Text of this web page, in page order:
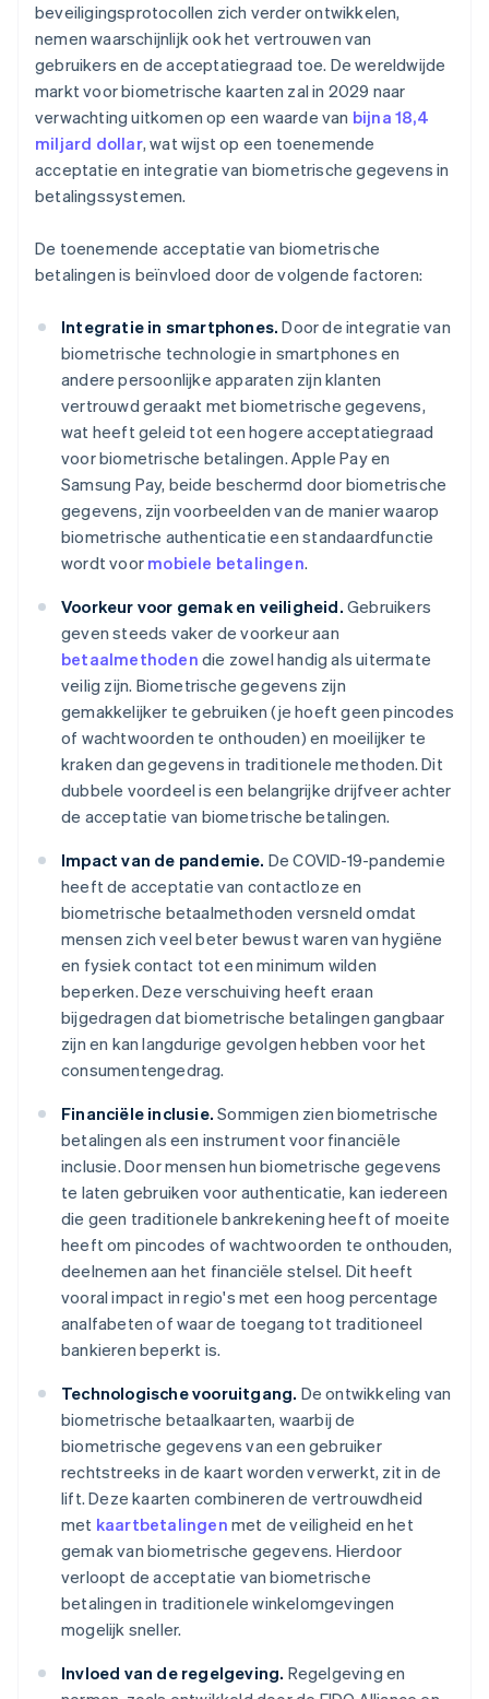
beveiligingsprotocollen zich verder ontwikkelen,
nemen waarschijnlijk ook het vertrouwen van
gebruikers en de acceptatiegraad toe. De wereldwijde
markt voor biometrische kaarten zal in 2029 naar
verwachting uitkomen op een waarde van bijna 18,4
miljard dollar, wat wijst op een toenemende
acceptatie en integratie van biometrische gegevens in
betalingssystemen.
De toenemende acceptatie van biometrische
betalingen is beïnvloed door de volgende factoren:
Integratie in smartphones. Door de integratie van
biometrische technologie in smartphones en
andere persoonlijke apparaten zijn klanten
vertrouwd geraakt met biometrische gegevens,
wat heeft geleid tot een hogere acceptatiegraad
voor biometrische betalingen. Apple Pay en
Samsung Pay, beide beschermd door biometrische
gegevens, zijn voorbeelden van de manier waarop
biometrische authenticatie een standaardfunctie
wordt voor mobiele betalingen.
Voorkeur voor gemak en veiligheid. Gebruikers
geven steeds vaker de voorkeur aan
betaalmethoden die zowel handig als uitermate
veilig zijn. Biometrische gegevens zijn
gemakkelijker te gebruiken (je hoeft geen pincodes
of wachtwoorden te onthouden) en moeilijker te
kraken dan gegevens in traditionele methoden. Dit
dubbele voordeel is een belangrijke drijfveer achter
de acceptatie van biometrische betalingen.
Impact van de pandemie. De COVID-19-pandemie
heeft de acceptatie van contactloze en
biometrische betaalmethoden versneld omdat
mensen zich veel beter bewust waren van hygiëne
en fysiek contact tot een minimum wilden
beperken. Deze verschuiving heeft eraan
bijgedragen dat biometrische betalingen gangbaar
zijn en kan langdurige gevolgen hebben voor het
consumentengedrag.
Financiële inclusie. Sommigen zien biometrische
betalingen als een instrument voor financiële
inclusie. Door mensen hun biometrische gegevens
te laten gebruiken voor authenticatie, kan iedereen
die geen traditionele bankrekening heeft of moeite
heeft om pincodes of wachtwoorden te onthouden,
deelnemen aan het financiële stelsel. Dit heeft
vooral impact in regio's met een hoog percentage
analfabeten of waar de toegang tot traditioneel
bankieren beperkt is.
Technologische vooruitgang. De ontwikkeling van
biometrische betaalkaarten, waarbij de
biometrische gegevens van een gebruiker
rechtstreeks in de kaart worden verwerkt, zit in de
lift. Deze kaarten combineren de vertrouwdheid
met kaartbetalingen met de veiligheid en het
gemak van biometrische gegevens. Hierdoor
verloopt de acceptatie van biometrische
betalingen in traditionele winkelomgevingen
mogelijk sneller.
Invloed van de regelgeving. Regelgeving en